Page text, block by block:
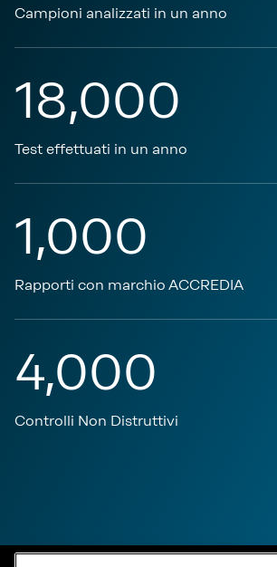
Campioni analizzati in un anno
18,000
Test effettuati in un anno
1,000
Rapporti con marchio ACCREDIA
4,000
Controlli Non Distruttivi